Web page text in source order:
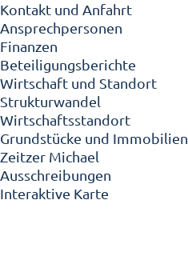
Kontakt und Anfahrt
Ansprechpersonen
Finanzen
Beteiligungsberichte
Wirtschaft und Standort
Strukturwandel
Wirtschaftsstandort
Grundstücke und Immobilien
Zeitzer Michael
Ausschreibungen
Interaktive Karte